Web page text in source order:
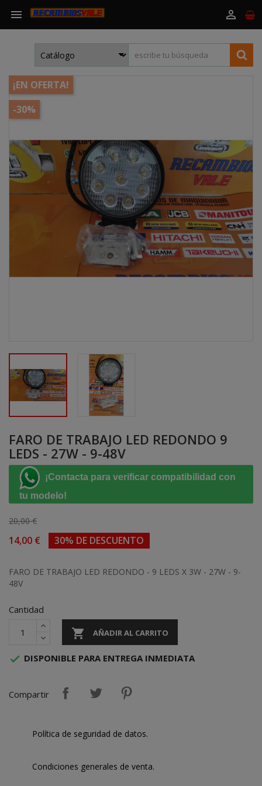
 
¡EN OFERTA!
-30%
FARO DE TRABAJO LED REDONDO 9
LEDS - 27W - 9-48V
¡Contacta para verificar compatibilidad con
tu modelo!
20,00 €
14,00 € 30% DE DESCUENTO
FARO DE TRABAJO LED REDONDO - 9 LEDS X 3W - 27W - 9-
48V
Cantidad
 AÑADIR AL CARRITO
 DISPONIBLE PARA ENTREGA INMEDIATA
Compartir
Política de seguridad de datos.
Condiciones generales de venta.